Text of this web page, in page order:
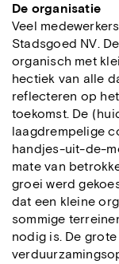
De organisatie
Veel
Stadsgoed NV.
organisch met
hectiek van alle
reflecteren op
toekomst. De
laagdrempelige
handjes-uit-de-
mate van
groei werd
dat een kleine
sommige
nodig is. De